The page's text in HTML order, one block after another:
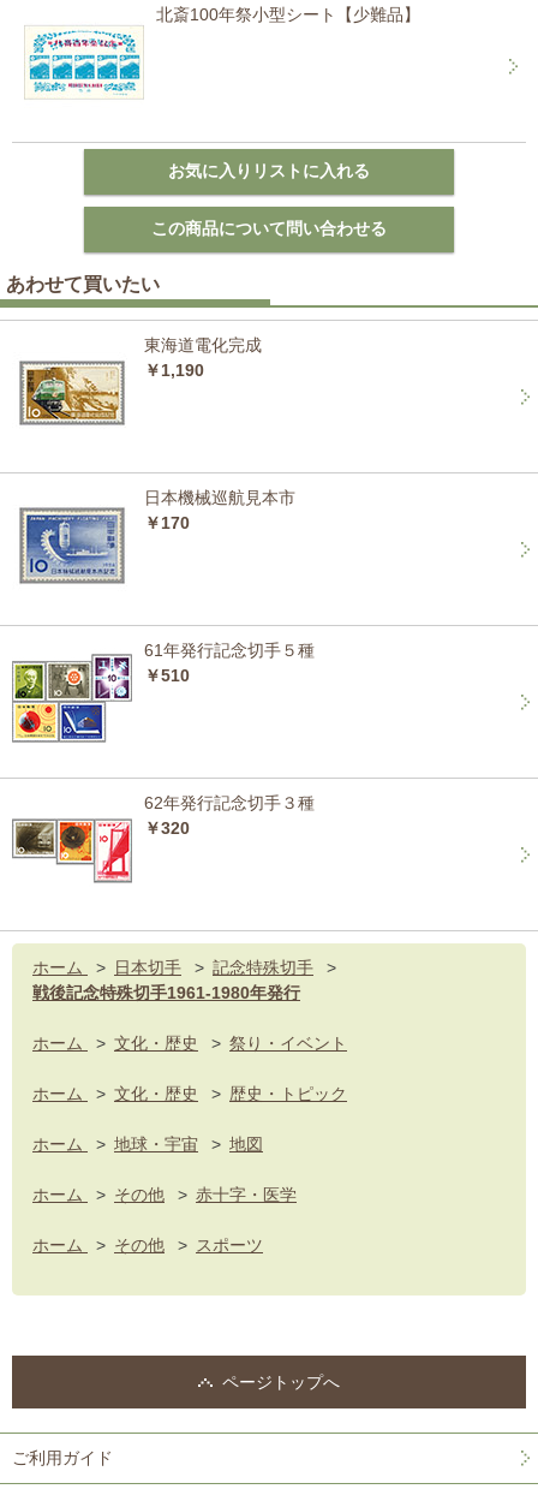
北斎100年祭小型シート【少難品】
あわせて買いたい
東海道電化完成
￥1,190
日本機械巡航見本市
￥170
61年発行記念切手５種
￥510
62年発行記念切手３種
￥320
ホーム > 日本切手 > 記念特殊切手
>
戦後記念特殊切手1961-1980年発行
ホーム > 文化・歴史 > 祭り・イベント
ホーム > 文化・歴史 > 歴史・トピック
ホーム > 地球・宇宙 > 地図
ホーム > その他 > 赤十字・医学
ホーム > その他 > スポーツ
ページトップへ
ご利用ガイド